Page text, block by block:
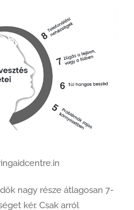
nagy része átlagosan 7-
kér. Csak arról